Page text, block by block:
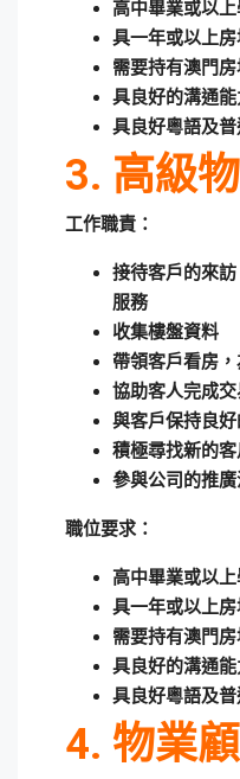
高中畢業或以
具一年或以上
需要持有澳門
具良好的溝通
具良好粵語及
3. 高級
工作職責：
接待客戶的來
服務
收集樓盤資料
帶領客戶看房
協助客人完成
與客戶保持良
積極尋找新的客
參與公司的推
職位要求：
高中畢業或以
具一年或以上
需要持有澳門
具良好的溝通
具良好粵語及
4. 物業